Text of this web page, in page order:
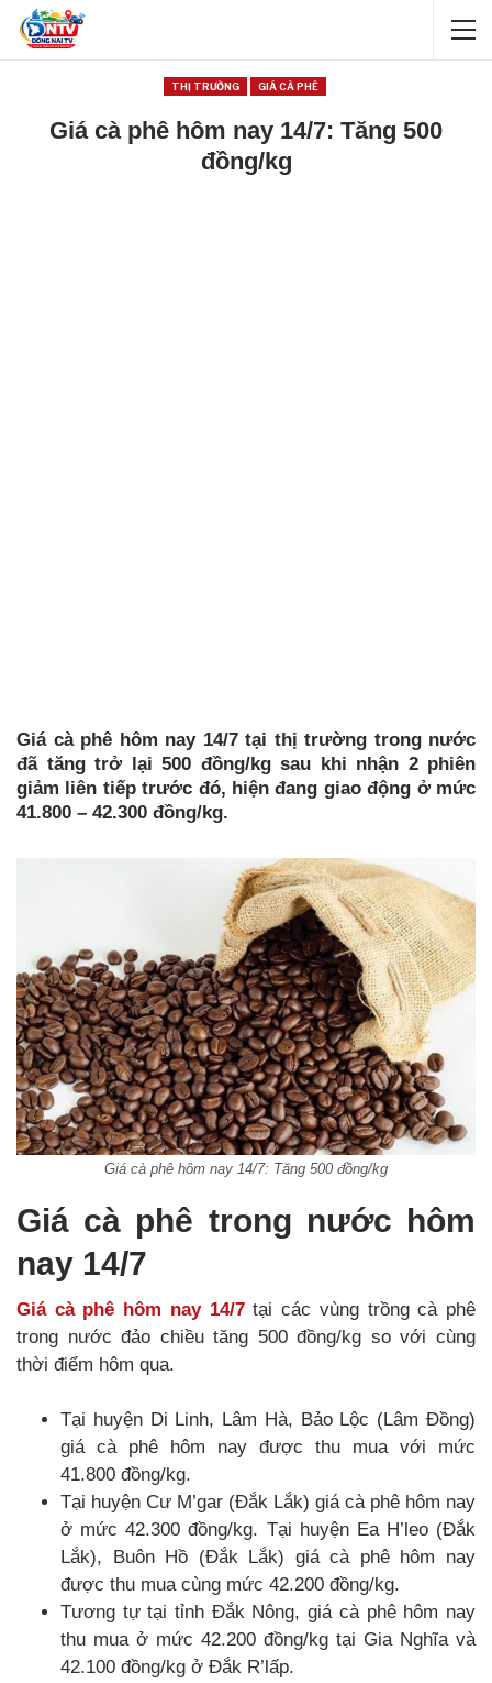
THỊ TRƯỜNG GIÁ CÀ PHÊ
Giá cà phê hôm nay 14/7: Tăng 500
đồng/kg
Giá cà phê hôm nay 14/7 tại thị trường trong nước
đã tăng trở lại 500 đồng/kg sau khi nhận 2 phiên
giảm liên tiếp trước đó, hiện đang giao động ở mức
41.800 – 42.300 đồng/kg.
Giá cà phê hôm nay 14/7: Tăng 500 đồng/kg
Giá cà phê trong nước hôm
nay 14/7
Giá cà phê hôm nay 14/7tại các vùng trồng cà phê
trong nước đảo chiều tăng 500 đồng/kg so với cùng
thời điểm hôm qua.
Tại huyện Di Linh, Lâm Hà, Bảo Lộc (Lâm Đồng)
giá cà phê hôm nay được thu mua với mức
41.800 đồng/kg.
Tại huyện Cư M’gar (Đắk Lắk) giá cà phê hôm nay
ở mức 42.300 đồng/kg. Tại huyện Ea H’leo (Đắk
Lắk), Buôn Hồ (Đắk Lắk) giá cà phê hôm nay
được thu mua cùng mức 42.200 đồng/kg.
Tương tự tại tỉnh Đắk Nông, giá cà phê hôm nay
thu mua ở mức 42.200 đồng/kg tại Gia Nghĩa và
42.100 đồng/kg ở Đắk R’lấp.